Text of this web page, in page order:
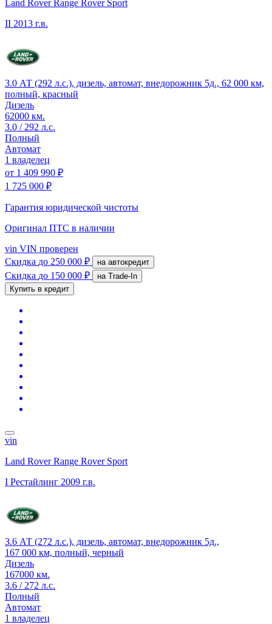
Land Rover Range Rover Sport
II 2013 г.в.
3.0 АТ (292 л.с.), дизель, автомат, внедорожник 5д., 62 000 км,
полный, красный
Дизель
62000 км.
3.0 / 292 л.с.
Полный
Автомат
1 владелец
от 1 409 990 ₽
1 725 000 ₽
Гарантия юридической чистоты
Оригинал ПТС в наличии
vin VIN проверен
Скидка до 250 000 ₽ на автокредит
Скидка до 150 000 ₽
на Trade-In
Купить в кредит
vin
Land Rover Range Rover Sport
I Рестайлинг 2009 г.в.
3.6 АТ (272 л.с.), дизель, автомат, внедорожник 5д.,
167 000 км, полный, черный
Дизель
167000 км.
3.6 / 272 л.с.
Полный
Автомат
1 владелец